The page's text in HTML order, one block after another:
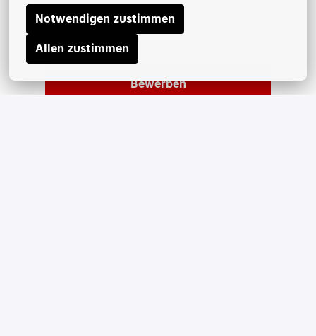
Notwendigen zustimmen
Allen zustimmen
Bewerben